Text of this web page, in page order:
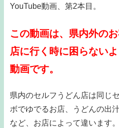
YouTube動画、第2本目。
この動画は、県内外の
店に行く時に困らない
動画です。
県内のセルフうどん店は同じ
ボでゆでるお店、うどんの出
など、お店によって違います。